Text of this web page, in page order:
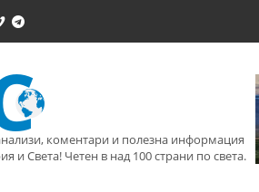
коментари и полезна информация
и Света! Четен в над 100 страни по света.